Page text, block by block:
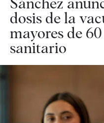
dosis de la
mayores de
sanitario